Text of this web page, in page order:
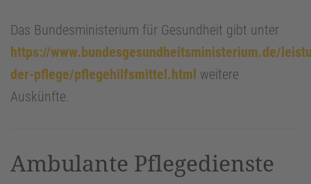
Das Bundesministerium für Gesundheit gibt unter
https://www.bundesgesundheitsministerium.de/
der-pflege/pflegehilfsmittel.html weitere
Auskünfte.
Ambulante Pflegedienste